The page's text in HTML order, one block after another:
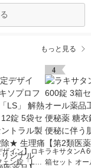
もっと見る
ザイン】ロキ
ェン錠「L
4
ラキサタンA
箱セット オー